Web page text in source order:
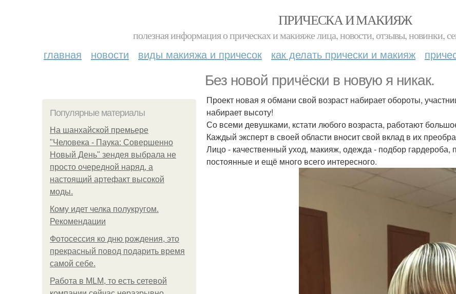
ПРИЧЕСКА И МАКИЯЖ
полезная информация о прическах и макияже лица, новости, отзывы, новинки,
главная новости виды макияжа и причесок как делать прически и макияж
Без новой причёски в новую я никак.
Популярные материалы
На шанхайской премьере
"Человека - Паука: Совершенно
Новый День" зендея выбрала не
просто очередной наряд, а
настоящий артефакт высокой
моды.
Кому идет челка полукругом.
Рекомендации
Фотосессия ко дню рождения, это
прекрасный повод подарить время
самой себе.
Работа в MLM, то есть сетевой
Проект новая я обмани свой возраст набирает обороты,
набирает высоту!
Со всеми девушками, кстати любого возраста, работают
Каждый эксперт в своей области вносит свой вклад в их
Лицо - качественный уход, макияж, одежда - подбор гардероба,
постоянные и ещё много всего интересного.